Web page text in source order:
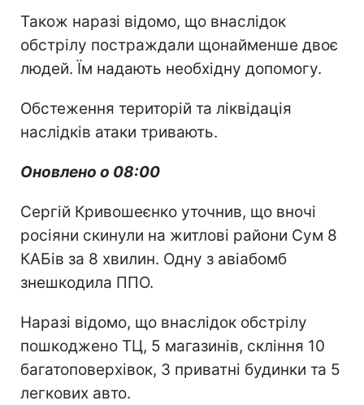
Також наразі відомо, що внаслідок
обстрілу постраждали щонайменше двоє
людей. Їм надають необхідну допомогу.
Обстеження територій та ліквідація
наслідків атаки тривають.
Оновлено о 08:00
Сергій Кривошеєнко уточнив, що вночі
росіяни скинули на житлові райони Сум 8
КАБів за 8 хвилин. Одну з авіабомб
знешкодила ППО.
Наразі відомо, що внаслідок обстрілу
пошкоджено ТЦ, 5 магазинів, скління 10
багатоповерхівок, 3 приватні будинки та 5
легкових авто.